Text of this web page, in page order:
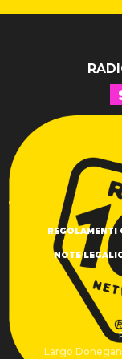
REGOLAMENTI
NOTE LEGALI
Largo